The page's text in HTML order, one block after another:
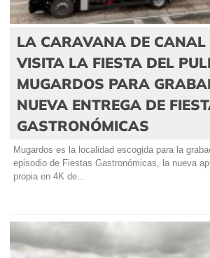
LA CARAVANA DE CANAL
VISITA LA FIESTA DEL
MUGARDOS PARA
NUEVA ENTREGA DE
GASTRONÓMICAS
Mugardos es la localidad escogida para la
episodio de Fiestas Gastronómicas, la nueva
propia en 4K de...